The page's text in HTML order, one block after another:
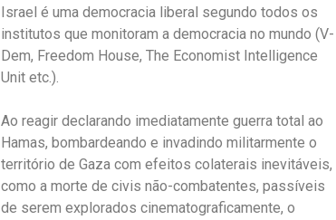
Israel é uma democracia liberal segundo todos os
institutos que monitoram a democracia no mundo (V-
Dem, Freedom House, The Economist Intelligence
Unit etc.).
Ao reagir declarando imediatamente guerra total ao
Hamas, bombardeando e invadindo militarmente o
território de Gaza com efeitos colaterais inevitáveis,
como a morte de civis não-combatentes, passíveis
de serem explorados cinematograficamente, o